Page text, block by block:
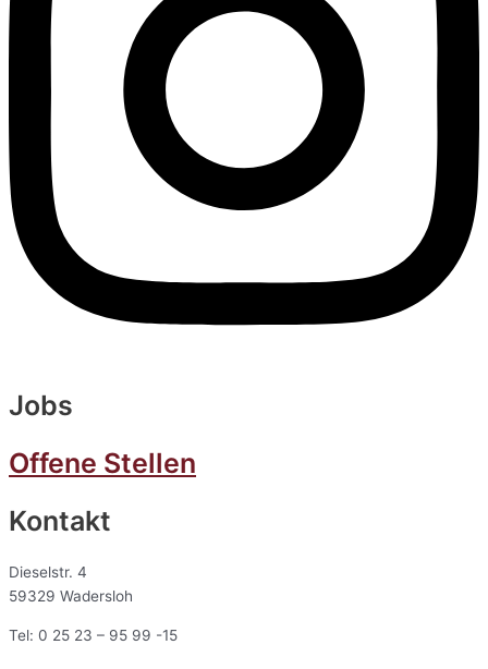
Jobs
Offene Stellen
Kontakt
Dieselstr. 4
59329 Wadersloh
Tel: 0 25 23 – 95 99 -15